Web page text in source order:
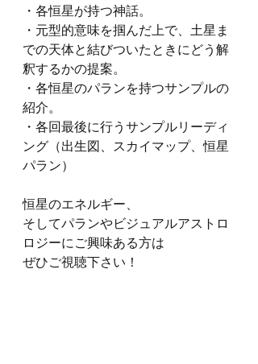
・各恒星が持つ神話。
・元型的意味を掴んだ上で、土星ま
での天体と結びついたときにどう解
釈するかの提案。
・各恒星のパランを持つサンプルの
紹介。
・各回最後に行うサンプルリーディ
ング（出生図、スカイマップ、恒星
パラン）
恒星のエネルギー、
そしてパランやビジュアルアストロ
ロジーにご興味ある方は
ぜひご視聴下さい！